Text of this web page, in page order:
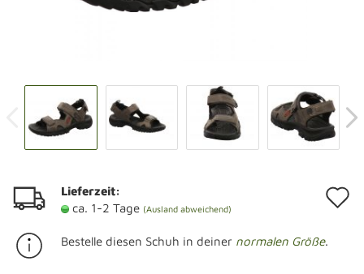
Lieferzeit:
ca. 1-2 Tage (Ausland abweichend)
Bestelle diesen Schuh in deiner normalen Größe.